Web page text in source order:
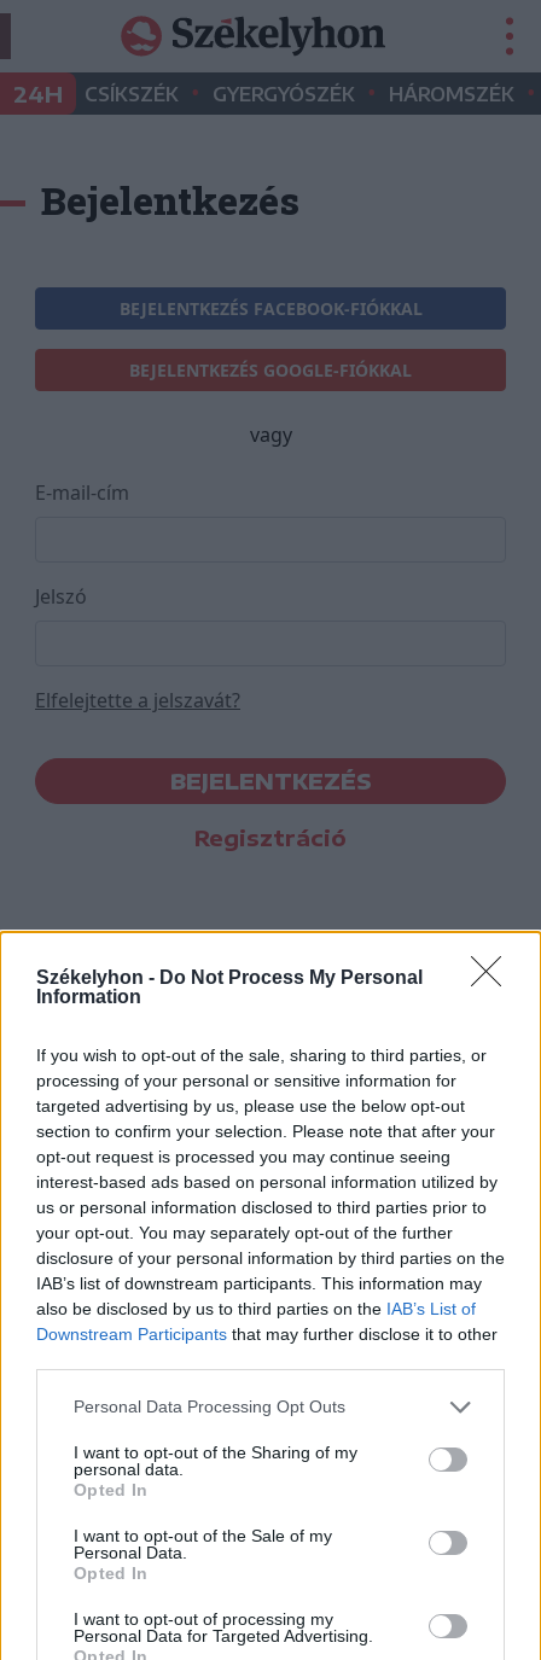
Székelyhon - Do Not Process My Personal
Information
If you wish to opt-out of the sale, sharing to third parties, or
processing of your personal or sensitive information for
targeted advertising by us, please use the below opt-out
section to confirm your selection. Please note that after your
opt-out request is processed you may continue seeing
interest-based ads based on personal information utilized by
us or personal information disclosed to third parties prior to
your opt-out. You may separately opt-out of the further
disclosure of your personal information by third parties on the
IAB’s list of downstream participants. This information may
also be disclosed by us to third parties on the IAB’s List of
Downstream Participants that may further disclose it to other
Personal Data Processing Opt Outs
I want to opt-out of the Sharing of my
personal data.
Opted In
I want to opt-out of the Sale of my
Personal Data.
Opted In
I want to opt-out of processing my
Personal Data for Targeted Advertising.
Opted In
24H CSÍKSZÉK • GYERGYÓSZÉK • HÁROMSZÉK •
Bejelentkezés
BEJELENTKEZÉS FACEBOOK-FIÓKKAL
BEJELENTKEZÉS GOOGLE-FIÓKKAL
vagy
E-mail-cím
Jelszó
Elfelejtette a jelszavát?
BEJELENTKEZÉS
Regisztráció
Hasznos
Impresszum
Szerzői jogok
Adatvédelmi tájékoztató
Cookie-kezelési tájékoztató
Hozzászólási szabályzat
Nyomtatott lapjaink archívuma
Székely Hírmondó archívuma
Sütibeállítások
Médiatér